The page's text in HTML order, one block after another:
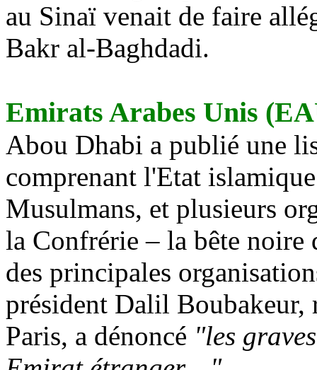
au Sinaï venait de faire
Bakr al-Baghdadi.
Emirats Arabes Unis
Abou Dhabi a publié une
comprenant l'Etat
Musulmans, et plusieurs
la Confrérie – la bête noire
des principales
président Dalil Boubakeur,
Paris, a dénoncé "les